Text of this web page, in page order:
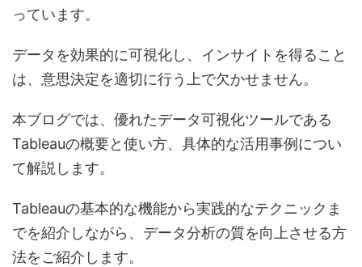
っています。
データを効果的に可視化し、インサイトを得ること
は、意思決定を適切に行う上で欠かせません。
本ブログでは、優れたデータ可視化ツールである
Tableauの概要と使い方、具体的な活用事例につい
て解説します。
Tableauの基本的な機能から実践的なテクニックま
でを紹介しながら、データ分析の質を向上させる方
法をご紹介します。